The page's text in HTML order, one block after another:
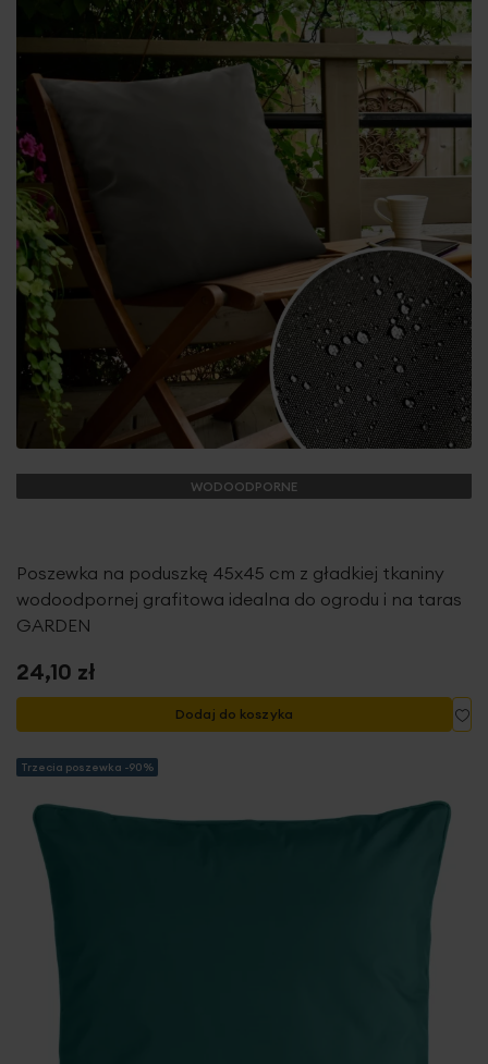
WODOODPORNE
Poszewka na poduszkę 45x45 cm z gładkiej tkaniny
wodoodpornej grafitowa idealna do ogrodu i na taras
GARDEN
24,10 zł
Dodaj do koszyka
Trzecia poszewka -90%